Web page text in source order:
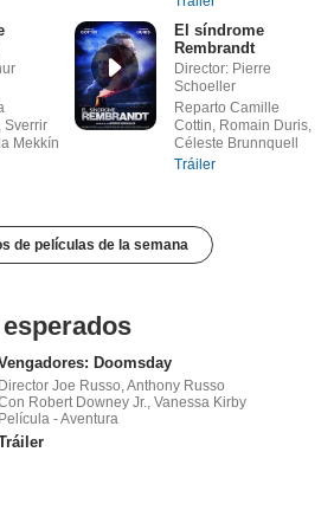
Sverrir
Mekkín
El síndrome
Rembrandt
Director: Pierre
Schoeller
Reparto Camille
Cottin, Romain Duris,
Céleste Brunnquell
Tráiler
de películas de la semana
Doomsday
Director Joe Russo, Anthony Russo
Robert Downey Jr., Vanessa Kirby
Película - Aventura